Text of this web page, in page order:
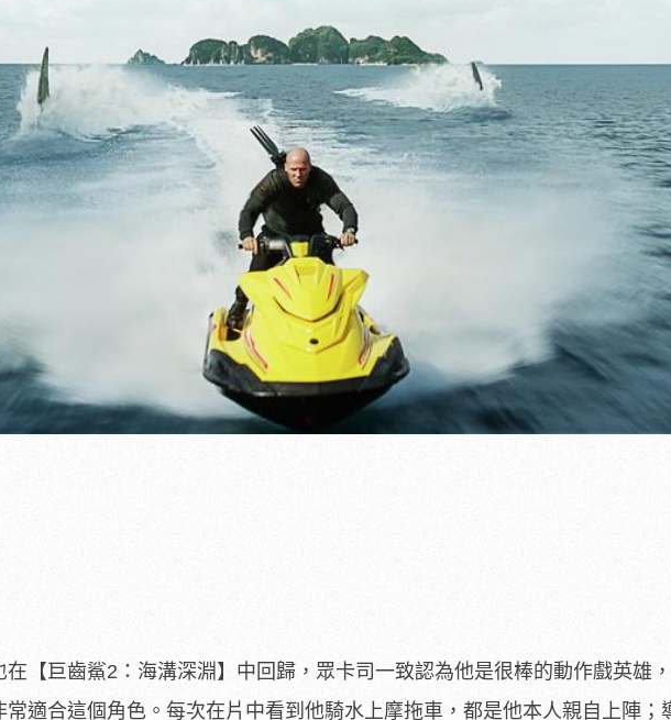
【巨齒鯊2：海溝深淵】中回歸， 眾卡司一致認為他是很棒的動作戲英雄
常適合這個角色。每次在片中看到他騎水上摩拖車， 都是他本人親自上陣；